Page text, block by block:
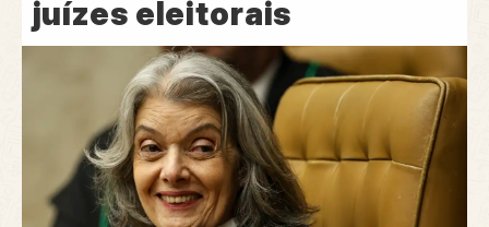
juízes eleitorais